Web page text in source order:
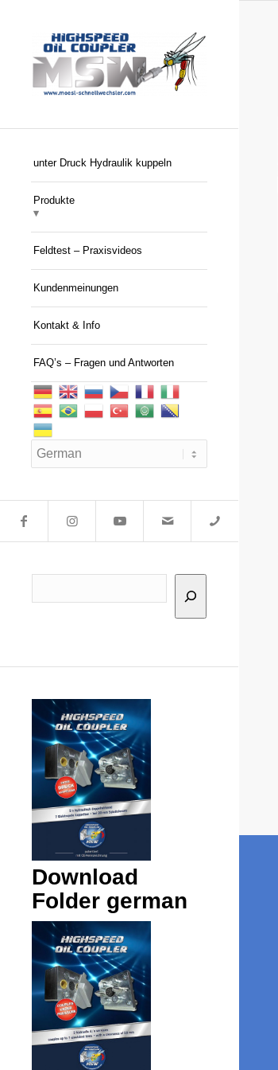
unter Druck Hydraulik kuppeln
Produkte
Feldtest – Praxisvideos
Kundenmeinungen
Kontakt & Info
FAQ’s – Fragen und Antworten
Download
Folder german